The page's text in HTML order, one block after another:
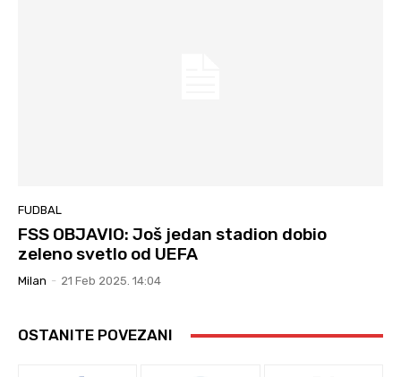
FUDBAL
FSS OBJAVIO: Još jedan stadion dobio
zeleno svetlo od UEFA
Milan - 21 Feb 2025. 14:04
OSTANITE POVEZANI